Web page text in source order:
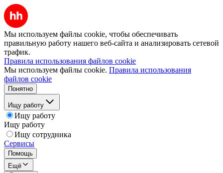
Мы используем файлы cookie, чтобы обеспечивать
правильную работу нашего веб-сайта и анализировать сетевой
трафик.
Правила использования файлов cookie
Мы используем файлы cookie. Правила использования
файлов cookie
Понятно
Ищу работу
Ищу работу
Ищу работу
Ищу сотрудника
Сервисы
Помощь
Ещё